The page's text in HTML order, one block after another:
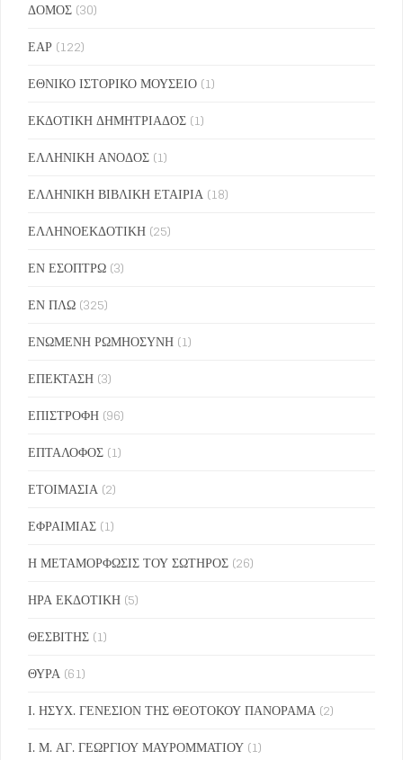
ΔΟΜΟΣ (30)
ΕΑΡ (122)
ΕΘΝΙΚΟ ΙΣΤΟΡΙΚΟ ΜΟΥΣΕΙΟ (1)
ΕΚΔΟΤΙΚΗ ΔΗΜΗΤΡΙΑΔΟΣ (1)
ΕΛΛΗΝΙΚΗ ΑΝΟΔΟΣ (1)
ΕΛΛΗΝΙΚΗ ΒΙΒΛΙΚΗ ΕΤΑΙΡΙΑ (18)
ΕΛΛΗΝΟΕΚΔΟΤΙΚΗ (25)
ΕΝ ΕΣΟΠΤΡΩ (3)
ΕΝ ΠΛΩ (325)
ΕΝΩΜΕΝΗ ΡΩΜΗΟΣΥΝΗ (1)
ΕΠΕΚΤΑΣΗ (3)
ΕΠΙΣΤΡΟΦΗ (96)
ΕΠΤΑΛΟΦΟΣ (1)
ΕΤΟΙΜΑΣΙΑ (2)
ΕΦΡΑΙΜΙΑΣ (1)
Η ΜΕΤΑΜΟΡΦΩΣΙΣ ΤΟΥ ΣΩΤΗΡΟΣ (26)
ΗΡΑ ΕΚΔΟΤΙΚΗ (5)
ΘΕΣΒΙΤΗΣ (1)
ΘΥΡΑ (61)
Ι. ΗΣΥΧ. ΓΕΝΕΣΙΟΝ ΤΗΣ ΘΕΟΤΟΚΟΥ ΠΑΝΟΡΑΜΑ (2)
Ι. Μ. ΑΓ. ΓΕΩΡΓΙΟΥ ΜΑΥΡΟΜΜΑΤΙΟΥ (1)